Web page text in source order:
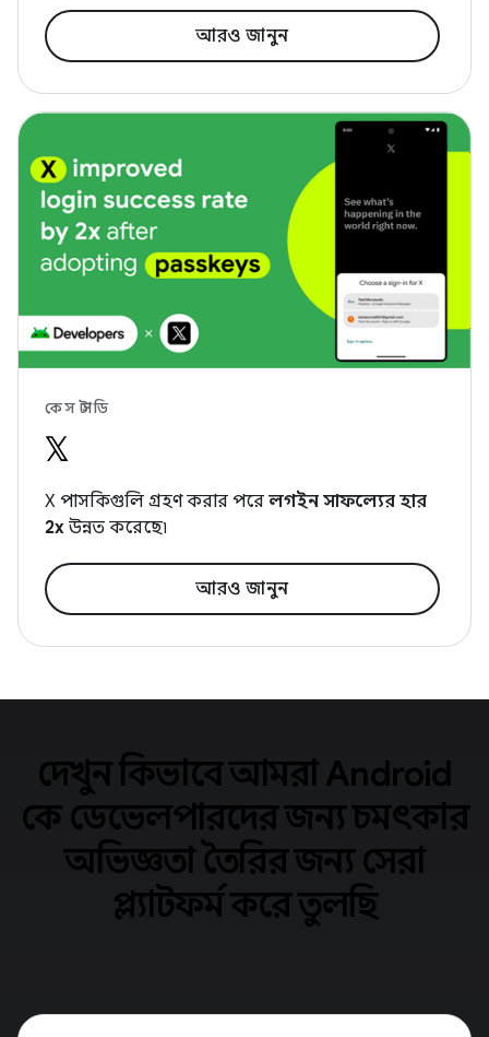
আরও জানুন
কেস স্টাডি
X পাসকিগুলি গ্রহণ করার পরে লগইন সাফল্যের হার
2x উন্নত করেছে৷
আরও জানুন
দেখুন কিভাবে আমরা Android
কে ডেভেলপারদের জন্য চমৎকার
অভিজ্ঞতা তৈরির জন্য সেরা
প্ল্যাটফর্ম করে তুলছি